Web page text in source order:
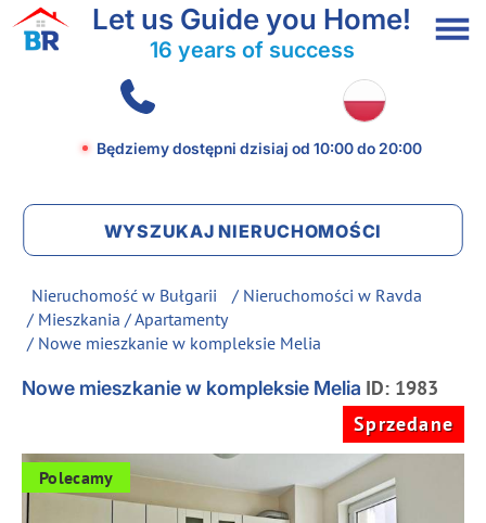
Let us Guide you Home!
16 years of success
Będziemy dostępni dzisiaj od 10:00 do 20:00
WYSZUKAJ NIERUCHOMOŚCI
Nieruchomość w Bułgarii / Nieruchomości w Ravda
/ Mieszkania / Apartamenty
/ Nowe mieszkanie w kompleksie Melia
Nowe mieszkanie w kompleksie Melia ID: 1983
Sprzedane
Polecamy